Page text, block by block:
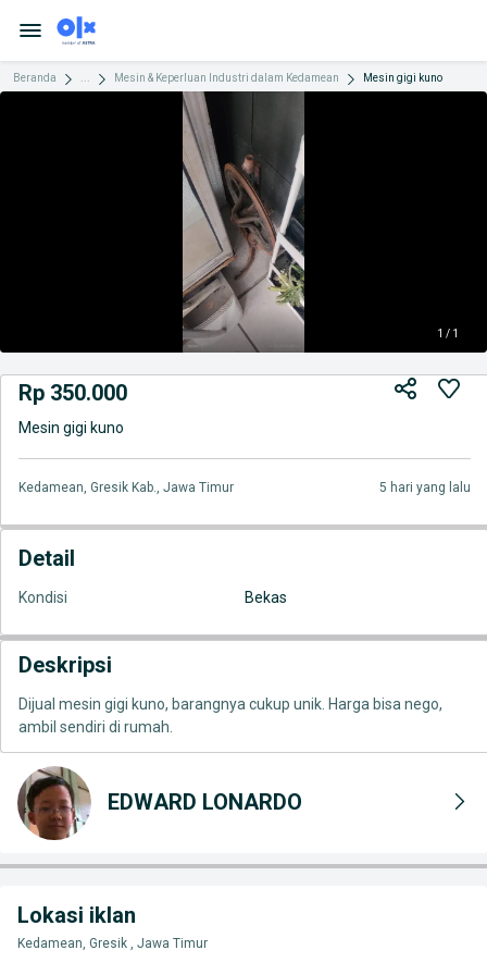
Beranda Mesin & Keperluan Industri dalam Kedamean Mesin gigi kuno
1 / 1
Rp 350.000
Mesin gigi kuno
Kedamean, Gresik Kab., Jawa Timur 5 hari yang lalu
Detail
Kondisi Bekas
Deskripsi
Dijual mesin gigi kuno, barangnya cukup unik. Harga bisa nego,
ambil sendiri di rumah.
EDWARD LONARDO
Lokasi iklan
Kedamean, Gresik , Jawa Timur